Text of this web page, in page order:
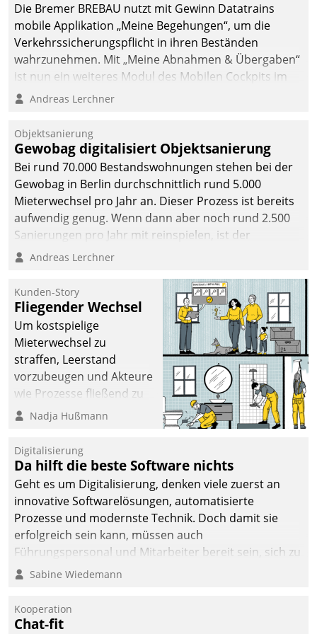
Die Bremer BREBAU nutzt mit Gewinn Datatrains
mobile Applikation „Meine Begehungen“, um die
Verkehrssicherungspflicht in ihren Beständen
wahrzunehmen. Mit „Meine Abnahmen & Übergaben“
ist nun ein weiteres Modul des Mobilen Cockpits im
Einsatz.
Andreas Lerchner
Objektsanierung
Gewobag digitalisiert Objektsanierung
Bei rund 70.000 Bestandswohnungen stehen bei der
Gewobag in Berlin durchschnittlich rund 5.000
Mieterwechsel pro Jahr an. Dieser Prozess ist bereits
aufwendig genug. Wenn dann aber noch rund 2.500
Sanierungen pro Jahr mit reinspielen, ist der
Betreuungs- und Organisationsaufwand immens. Im
kommunale Wohnungsbauunternehmen daher
gemeinsam mit der Berliner Datatrain GmbH den
Teilprozess der Objektsanierung digitalisiert.
Andreas Lerchner
Kunden-Story
Fliegender Wechsel
Um kostspielige
Mieterwechsel zu
straffen, Leerstand
vorzubeugen und Akteure
wie Prozesse fließend zu
vernetzen, nutzt die
Jahresbeginn eine
Überblick, Einsicht und
Eingriff bietende Lösung.
Zur Entwicklung setzte
man auf
Cloudtechnologie,
bewährte und Startup-
agile Projektmethoden.
Nadja Hußmann
Digitalisierung
Da hilft die beste Software nichts
Geht es um Digitalisierung, denken viele zuerst an
innovative Softwarelösungen, automatisierte
Prozesse und modernste Technik. Doch damit sie
erfolgreich sein kann, müssen auch
Führungspersonal und Mitarbeiter bereit sein, sich zu
verändern und anzupassen, sonst werden sie an ihr
Sabine Wiedemann
Kooperation
Chat-fit